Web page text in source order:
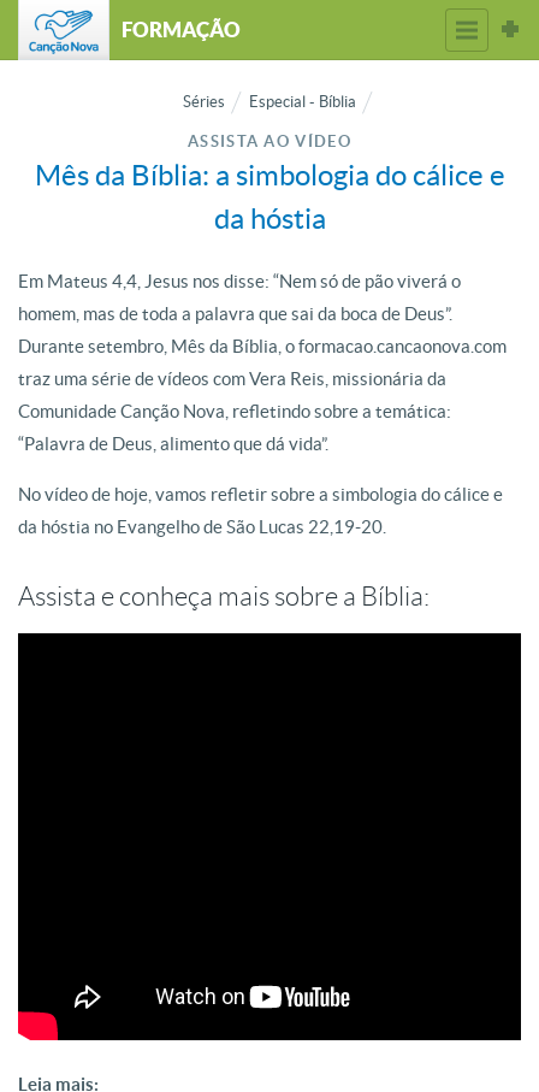
FORMAÇÃO
Séries Especial - Bíblia
ASSISTA AO VÍDEO
Mês da Bíblia: a simbologia do cálice e
da hóstia
Em Mateus 4,4, Jesus nos disse: “Nem só de pão viverá o
homem, mas de toda a palavra que sai da boca de Deus”.
Durante setembro, Mês da Bíblia, o formacao.cancaonova.com
traz uma série de vídeos com Vera Reis, missionária da
Comunidade Canção Nova, refletindo sobre a temática:
“Palavra de Deus, alimento que dá vida”.
No vídeo de hoje, vamos refletir sobre a simbologia do cálice e
da hóstia no Evangelho de São Lucas 22,19-20.
Assista e conheça mais sobre a Bíblia:
Leia mais: